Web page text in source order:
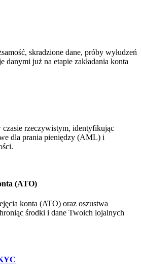
skradzione dane, próby wyłudzeń
danymi już na etapie zakładania konta
rzeczywistym, identyfikując
dla prania pieniędzy (AML) i
(ATO)
konta (ATO) oraz oszustwa
środki i dane Twoich lojalnych